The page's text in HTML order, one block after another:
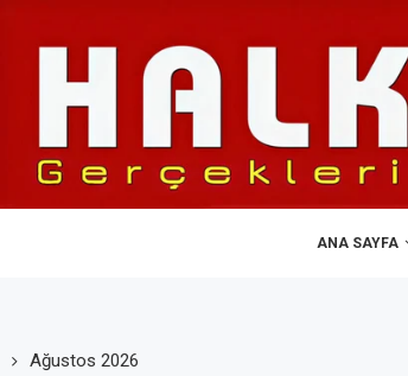
ANA SAYFA
Ağustos 2026